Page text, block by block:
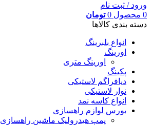
ورود / ثبت نام
0 محصول 0 تومان
دسته بندی کالاها
انواع بلبرینگ
اورینگ
اورینگ متری
پکینگ
دیافراگم لاستیکی
نوار لاستیکی
انواع کاسه نمد
بورس لوازم راهسازی
پمپ هیدرولیک ماشین راهسازی